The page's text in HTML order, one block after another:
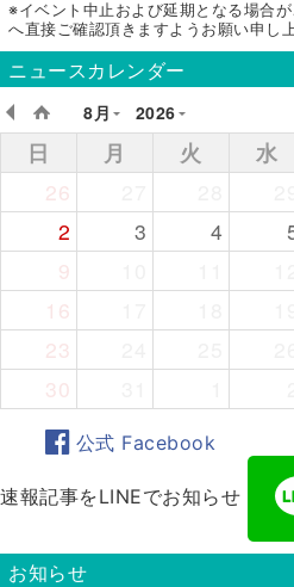
※イベント中止および延期となる場合
へ直接ご確認頂きますようお願い申し
ニュースカレンダー
8月
2026
日 月 火 水
26
2
3 4
9
16
23
30
公式 Facebook
速報記事をLINEでお知らせ
お知らせ